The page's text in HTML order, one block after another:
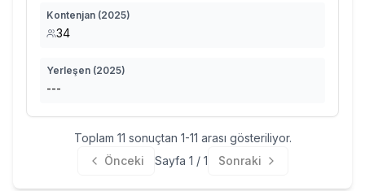
Kontenjan (2025)
34
Yerleşen (2025)
---
Toplam 11 sonuçtan 1-11 arası gösteriliyor.
Önceki
Sayfa 1 / 1 Sonraki